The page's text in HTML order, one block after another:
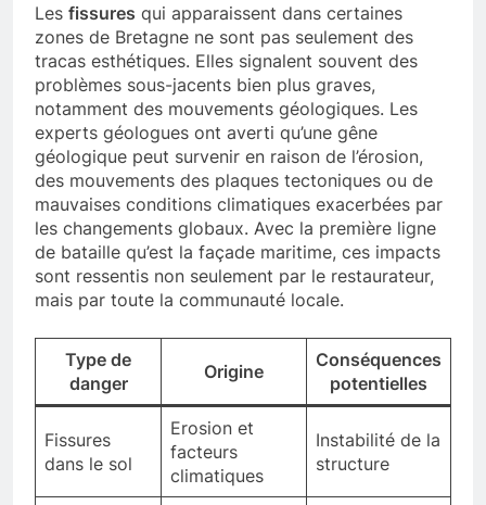
Les fissures qui apparaissent dans certaines
zones de Bretagne ne sont pas seulement des
tracas esthétiques. Elles signalent souvent des
problèmes sous-jacents bien plus graves,
notamment des mouvements géologiques. Les
experts géologues ont averti qu’une gêne
géologique peut survenir en raison de l’érosion,
des mouvements des plaques tectoniques ou de
mauvaises conditions climatiques exacerbées par
les changements globaux. Avec la première ligne
de bataille qu’est la façade maritime, ces impacts
sont ressentis non seulement par le restaurateur,
mais par toute la communauté locale.
Type de
danger
Origine
Conséquences
potentielles
Fissures
dans le sol
Erosion et
facteurs
climatiques
Instabilité de la
structure